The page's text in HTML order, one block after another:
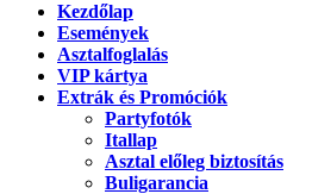
Kezdőlap
Események
Asztalfoglalás
VIP kártya
Extrák és Promóciók
Partyfotók
Itallap
Asztal előleg biztosítás
Buligarancia